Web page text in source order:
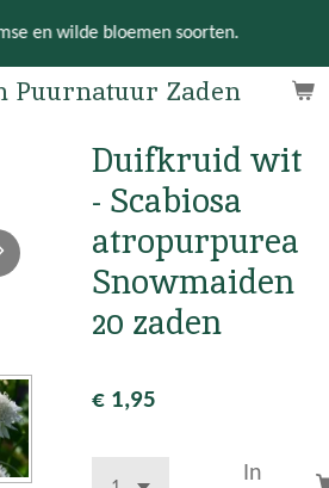
Puurnatuur Zaden
en wilde bloemen soorten.
Duifkruid wit
- Scabiosa
atropurpurea
Snowmaiden
20 zaden
€ 1,95
In